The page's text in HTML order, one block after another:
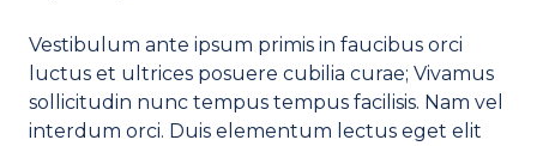
Vestibulum ante ipsum primis in faucibus orci
luctus et ultrices posuere cubilia curae; Vivamus
sollicitudin nunc tempus tempus facilisis. Nam vel
interdum orci. Duis elementum lectus eget elit